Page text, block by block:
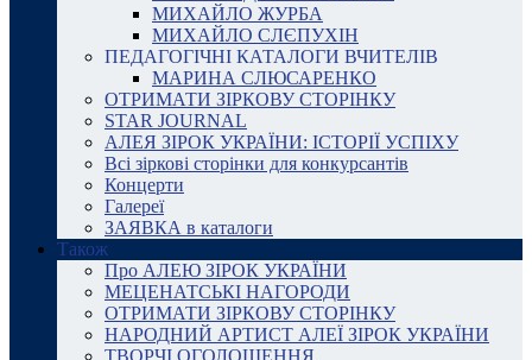
МИХАЙЛО ЖУРБА
МИХАЙЛО СЛЄПУХІН
ПЕДАГОГІЧНІ КАТАЛОГИ ВЧИТЕЛІВ
МАРИНА СЛЮСАРЕНКО
ОТРИМАТИ ЗІРКОВУ СТОРІНКУ
STAR JOURNAL
АЛЕЯ ЗІРОК УКРАЇНИ: ІСТОРІЇ УСПІХУ
Всі зіркові сторінки для конкурсантів
Концерти
Галереї
ЗАЯВКА в каталоги
Також
Про АЛЕЮ ЗІРОК УКРАЇНИ
МЕЦЕНАТСЬКІ НАГОРОДИ
ОТРИМАТИ ЗІРКОВУ СТОРІНКУ
НАРОДНИЙ АРТИСТ АЛЕЇ ЗІРОК УКРАЇНИ
ТВОРЧІ ОГОЛОШЕННЯ